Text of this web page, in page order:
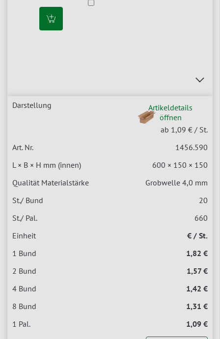
Artikeldetails
öffnen
ab 1,09 € / St.
1456.590
600 × 150 × 150
Grobwelle 4,0 mm
20
660
€ / St.
1,82 €
1,57 €
1,42 €
1,31 €
1,09 €